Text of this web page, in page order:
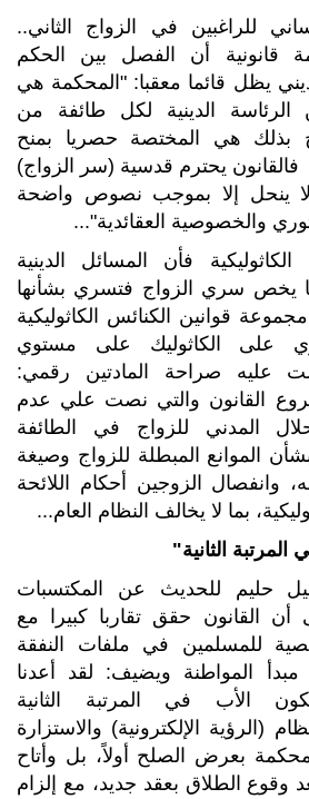
للراغبين في الزواج الثاني..
قانونية أن الفصل بين الحكم
يظل قائما معقبا: "المحكمة هي
الدينية لكل طائفة من
بذلك هي المختصة حصريا بمنح
فالقانون يحترم قدسية (سر الزواج)
لا ينحل إلا بموجب نصوص واضحة
والخصوصية العقائدية"...
الكاثوليكية فأن المسائل الدينية
يخص سري الزواج فتسري بشأنها
قوانين الكنائس الكاثوليكية
على الكاثوليك على مستوي
عليه صراحة المادتين رقمي:
مشروع القانون والتي نصت علي عدم
المدني للزواج في الطائفة
الموانع المبطلة للزواج وصيغة
وانفصال الزوجين أحكام اللائحة
بما لا يخالف النظام العام...
المرتبة الثانية"
حليم للحديث عن المكتسبات
أن القانون حقق تقاربا كبيرا مع
للمسلمين في ملفات النفقة
المواطنة ويضيف: لقد أعدنا
الأب في المرتبة الثانية
(الرؤية الإلكترونية) والاستزارة
بعرض الصلح أولاً، بل وأتاح
وقوع الطلاق بعقد جديد، مع إلزام